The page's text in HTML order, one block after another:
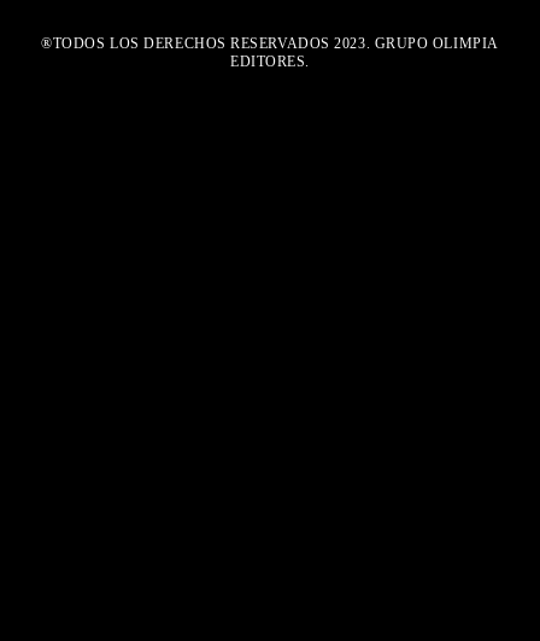
®TODOS LOS DERECHOS RESERVADOS 2023. GRUPO OLIMPIA
EDITORES.